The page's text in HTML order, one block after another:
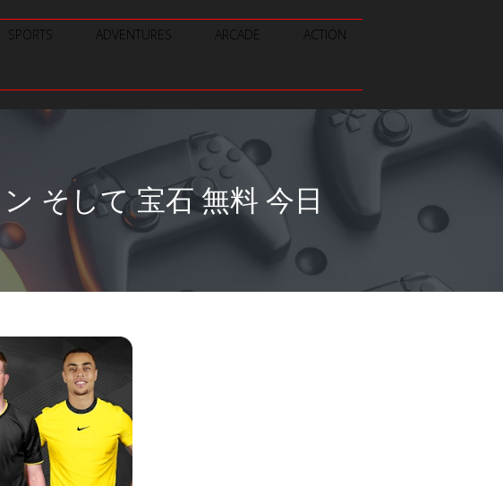
SPORTS ADVENTURES ARCADE ACTION
そして 宝石 無料 今日